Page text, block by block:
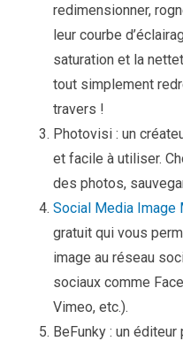
redimensionner,
leur courbe
saturation et la
tout simplement
travers !
Photovisi : un
et facile à utiliser.
des photos,
Social Media Image
gratuit qui vous
image au réseau
sociaux comme
Vimeo, etc.).
BeFunky : un